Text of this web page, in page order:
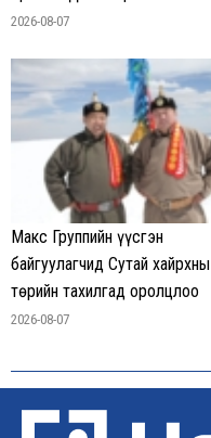
2026-08-07
Макс Группийн үүсгэн
байгуулагчид Сутай хайрхны
төрийн тахилгад оролцлоо
2026-08-07